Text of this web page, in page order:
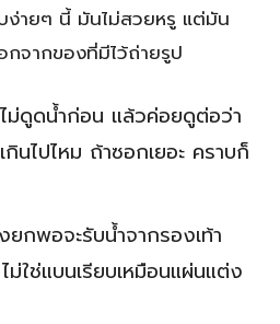
ง่ายๆ นี้ มันไม่สวยหรู แต่มัน
จากของที่มีไว้ถ่ายรูป
ม่ดูดน้ำก่อน แล้วค่อยดูต่อว่า
นไปไหม ถ้าซอกเยอะ คราบก็
กพอจะรับน้ำจากรองเท้า
ใช่แบนเรียบเหมือนแผ่นแต่ง